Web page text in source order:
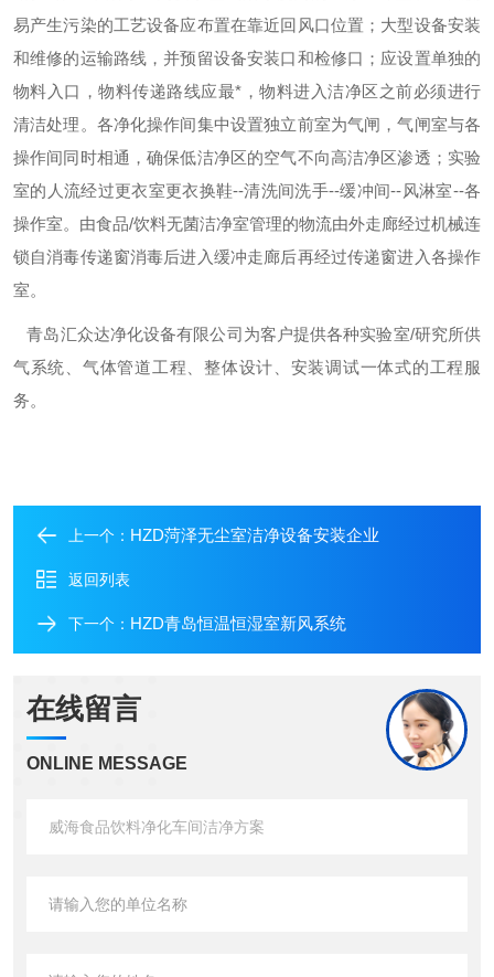
易产生污染的工艺设备应布置在靠近回风口位置；大型设备安装
和维修的运输路线，并预留设备安装口和检修口；应设置单独的
物料入口，物料传递路线应最*，物料进入洁净区之前必须进行
清洁处理。各净化操作间集中设置独立前室为气闸，气闸室与各
操作间同时相通，确保低洁净区的空气不向高洁净区渗透；实验
室的人流经过更衣室更衣换鞋--清洗间洗手--缓冲间--风淋室--各
操作室。由食品/饮料无菌洁净室管理的物流由外走廊经过机械连
锁自消毒传递窗消毒后进入缓冲走廊后再经过传递窗进入各操作
室。
青岛汇众达净化设备有限公司为客户提供各种实验室/研究所供
气系统、气体管道工程、整体设计、安装调试一体式的工程服
务。
上一个： HZD菏泽无尘室洁净设备安装企业
返回列表
下一个： HZD青岛恒温恒湿室新风系统
在线留言
ONLINE MESSAGE